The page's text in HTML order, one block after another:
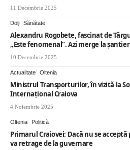
11 Decembrie 2025
Dolj Sănătate
Alexandru Rogobete, fascinat de
„Este fenomenal”. Azi merge la
10 Decembrie 2025
Actualitate Oltenia
Ministrul Transporturilor, în vizită la
Internațional Craiova
4 Noiembrie 2025
Oltenia Politică
Primarul Craiovei: Dacă nu se acceptă
va retrage de la guvernare